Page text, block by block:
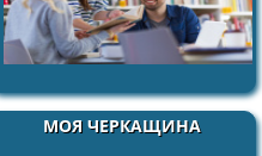
МОЯ ЧЕРКАЩИНА